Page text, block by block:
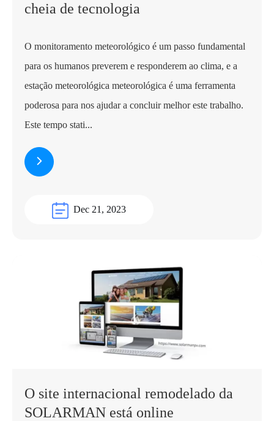
cheia de tecnologia
O monitoramento meteorológico é um passo fundamental
para os humanos preverem e responderem ao clima, e a
estação meteorológica meteorológica é uma ferramenta
poderosa para nos ajudar a concluir melhor este trabalho.
Este tempo stati...
Dec 21, 2023
O site internacional remodelado da
SOLARMAN está online